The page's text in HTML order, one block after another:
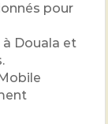
pour
à Douala et